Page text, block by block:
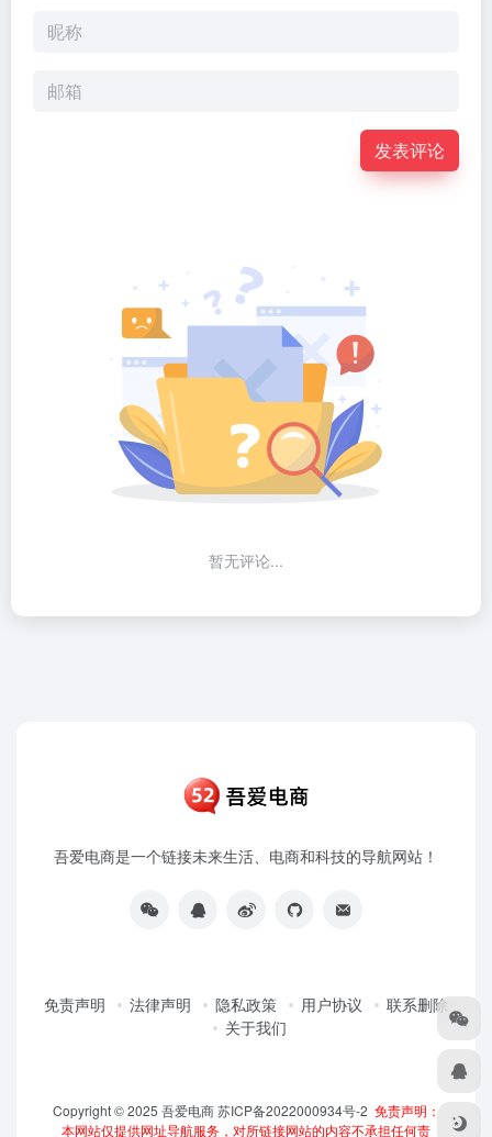
发表评论
暂无评论...
吾爱电商是一个链接未来生活、电商和科技的导航网站！
免责声明 法律声明 隐私政策 用户协议
联系删除
关于我们
Copyright © 2025 吾爱电商 苏ICP备2022000934号-2 免责声明：
本网站仅提供网址导航服务，对所链接网站的内容不承担任何责